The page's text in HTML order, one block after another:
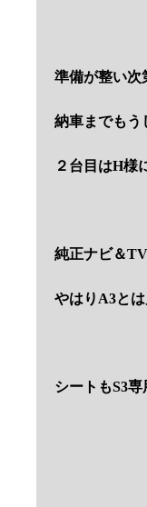
準備が整い次
納車までもう
２台目はH様
純正ナビ＆
やはりA3と
シートもS3専